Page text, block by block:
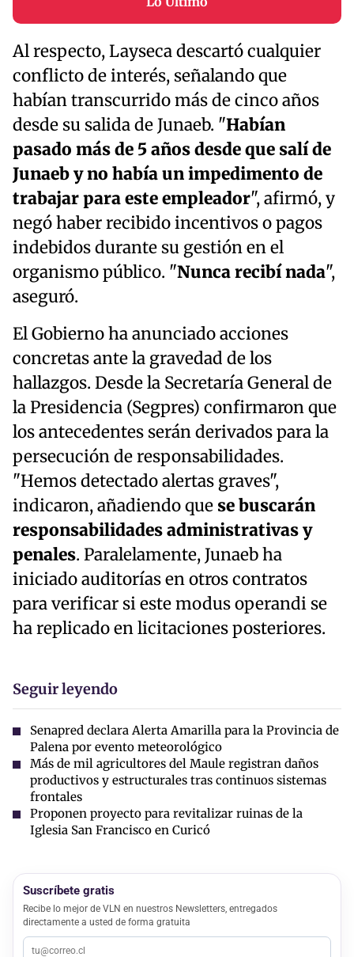
Al respecto, Layseca descartó cualquier
conflicto de interés, señalando que
habían transcurrido más de cinco años
desde su salida de Junaeb. "Habían
pasado más de 5 años desde que salí de
Junaeb y no había un impedimento de
trabajar para este empleador", afirmó, y
negó haber recibido incentivos o pagos
indebidos durante su gestión en el
organismo público. "Nunca recibí nada",
aseguró.
El Gobierno ha anunciado acciones
concretas ante la gravedad de los
hallazgos. Desde la Secretaría General de
la Presidencia (Segpres) confirmaron que
los antecedentes serán derivados para la
persecución de responsabilidades.
"Hemos detectado alertas graves",
indicaron, añadiendo que se buscarán
responsabilidades administrativas y
penales. Paralelamente, Junaeb ha
iniciado auditorías en otros contratos
para verificar si este modus operandi se
ha replicado en licitaciones posteriores.
Seguir leyendo
Senapred declara Alerta Amarilla para la Provincia de
Palena por evento meteorológico
Más de mil agricultores del Maule registran daños
productivos y estructurales tras continuos sistemas
frontales
Proponen proyecto para revitalizar ruinas de la
Iglesia San Francisco en Curicó
Suscríbete gratis
Recibe lo mejor de VLN en nuestros Newsletters, entregados
directamente a usted de forma gratuita